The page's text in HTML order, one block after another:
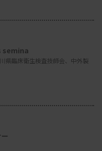
semina
県臨床衛生検査技師会、中外製